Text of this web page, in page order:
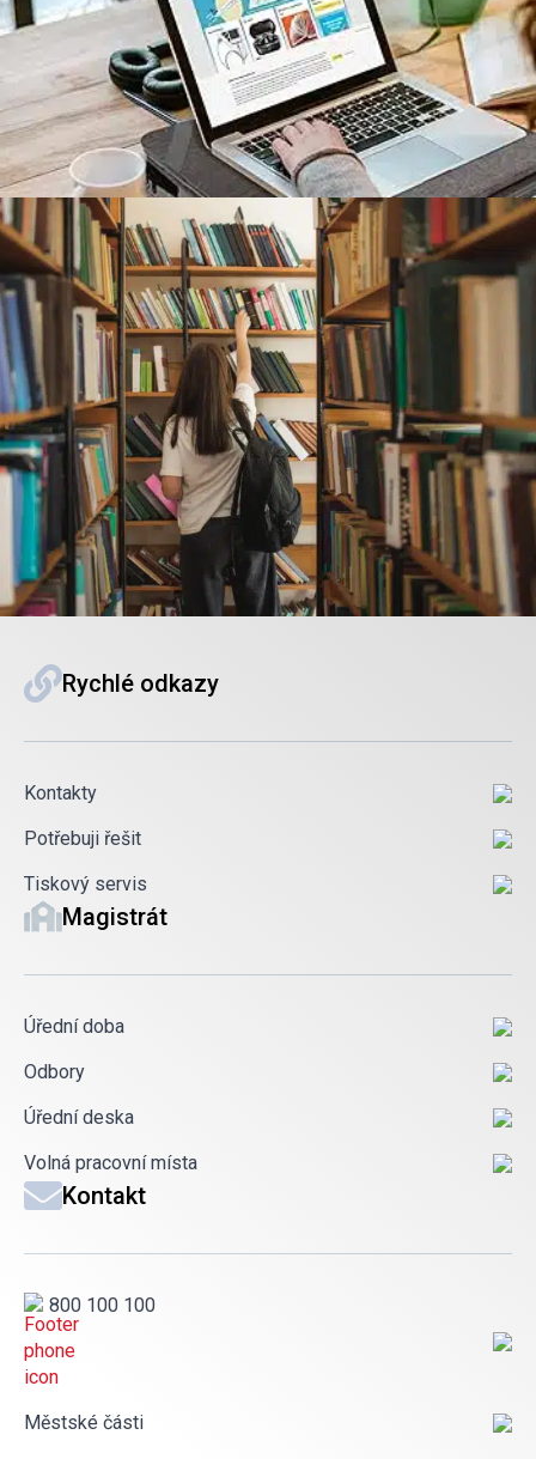
Rychlé odkazy
Kontakty
Potřebuji řešit
Tiskový servis
Magistrát
Úřední doba
Odbory
Úřední deska
Volná pracovní místa
Kontakt
800 100 100
Městské části